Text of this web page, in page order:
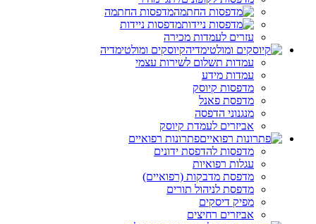
מדפסות החתמה
מדפסות ניידות
עזרים לעמדות מכירה
קיוסקים ומולטימדיה
עמדות תשלום לשירות עצמי
עמדות מידע
מדפסות קיוסק
מדפסת פאנל
מנגנוני הדפסה
אביזרים לעמדת קיוסק
פתרונות רפואיים
מדפסות להדפסת ידונים
עגלות רפואיות
מדפסת מדבקות (רפואיים)
מדפסת לניהול תורים
מפיק דיסקים
אביזרים רחיצים